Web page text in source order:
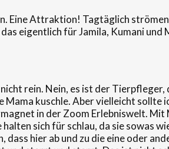
Eine Attraktion! Tagtäglich
eigentlich für Jamila, Kumani und
rein. Nein, es ist der
kuschle. Aber vielleicht sollte
in der Zoom Erlebniswelt. Mit
sich für schlau, da sie sowas
dass hier ab und zu die eine oder